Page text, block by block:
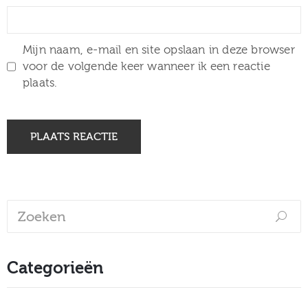
Mijn naam, e-mail en site opslaan in deze browser
voor de volgende keer wanneer ik een reactie
plaats.
Categorieën